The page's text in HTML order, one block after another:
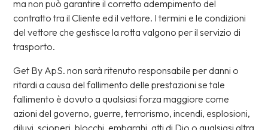
ma non può garantire il corretto adempimento del
contratto tra il Cliente ed il vettore. I termini e le condizioni
del vettore che gestisce la rotta valgono per il servizio di
trasporto.
Get By ApS. non sarà ritenuto responsabile per danni o
ritardi a causa del fallimento delle prestazioni se tale
fallimento è dovuto a qualsiasi forza maggiore come
azioni del governo, guerre, terrorismo, incendi, esplosioni,
diluvi, scioperi, blocchi, embarghi, atti di Dio o qualsiasi altra